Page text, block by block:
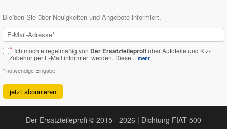
Bleiben Sie über Neuigkeiten und Angebote informiert.
* Ich möchte regelmäßig von Der Ersatzteileprofiüber Autoteile und Kfz-
Zubehör per E-Mail informiert werden. Diese... mehr
* notwendige Eingabe
jetzt abonnieren
Der Ersatzteileprofi © 2015 - 2026 | Dichtung FIAT 500